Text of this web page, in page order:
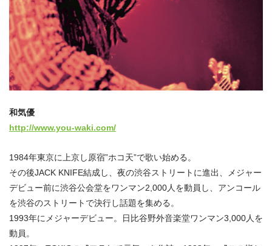
和気優
http://www.you-waki.com/
1984年東京に上京し原宿”ホコ天”で歌い始める。
その後JACK KNIFE結成し、夜の渋谷ストリートに進出、メジャー
デビュー前に渋谷公会堂をワンマン2,000人を動員し、アンコール
を渋谷のストリートで決行し話題を集める。
1993年にメジャーデビュー。日比谷野外音楽堂ワンマン3,000人を
動員。